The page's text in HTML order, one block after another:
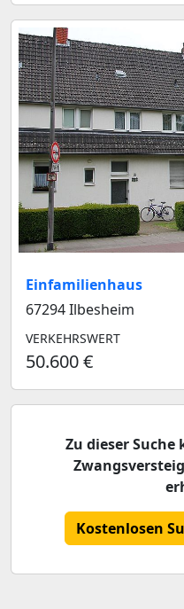
Einfamilienhaus
67294 Ilbesheim
VERKEHRSWERT
50.600 €
Zu dieser Suche
Kostenlosen